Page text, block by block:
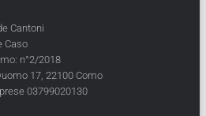
Cantoni
Caso
n°2/2018
17, 22100 Como
03799020130